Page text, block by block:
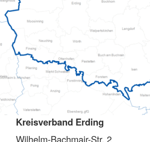
Kreisverband Erding
Wilhelm-Bachmair-Str. 2